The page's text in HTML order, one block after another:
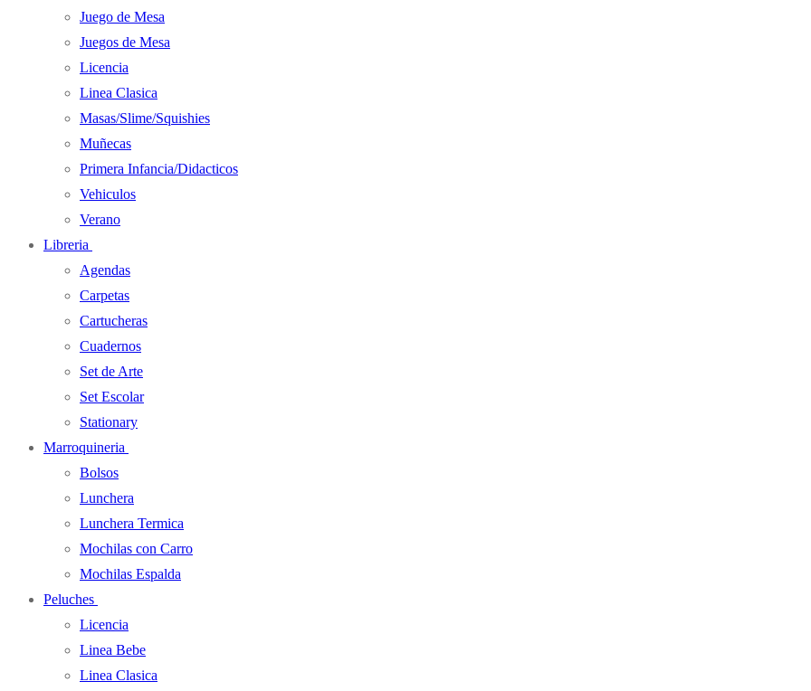
Juego de Mesa
Juegos de Mesa
Licencia
Linea Clasica
Masas/Slime/Squishies
Muñecas
Primera Infancia/Didacticos
Vehiculos
Verano
Libreria
Agendas
Carpetas
Cartucheras
Cuadernos
Set de Arte
Set Escolar
Stationary
Marroquineria
Bolsos
Lunchera
Lunchera Termica
Mochilas con Carro
Mochilas Espalda
Peluches
Licencia
Linea Bebe
Linea Clasica